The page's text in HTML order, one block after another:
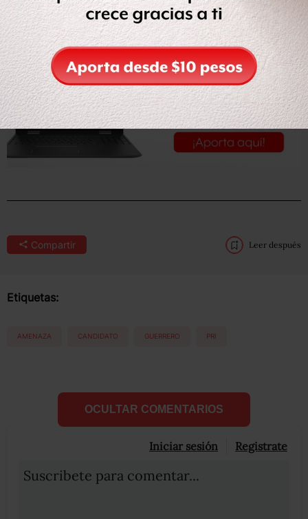
Compartir Leer después
Etiquetas:
AMENAZA CANDIDATO GUERRERO PRI
OCULTAR COMENTARIOS
Iniciar sesión Registrate
Suscribete para comentar...